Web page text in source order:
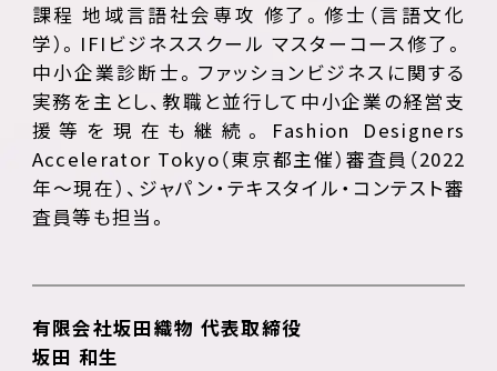
課程 地域言語社会専攻 修了。修士（言語文化
学）。IFIビジネススクール マスターコース修了。
中小企業診断士。ファッションビジネスに関する
実務を主とし、教職と並行して中小企業の経営支
援等を現在も継続。Fashion Designers
Accelerator Tokyo（東京都主催）審査員（2022
年～現在）、ジャパン・テキスタイル・コンテスト審
査員等も担当。
有限会社坂田織物 代表取締役
坂田 和生